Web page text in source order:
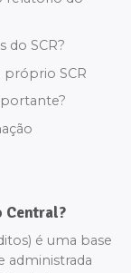
do SCR?
próprio SCR
Central?
é uma base
administrada